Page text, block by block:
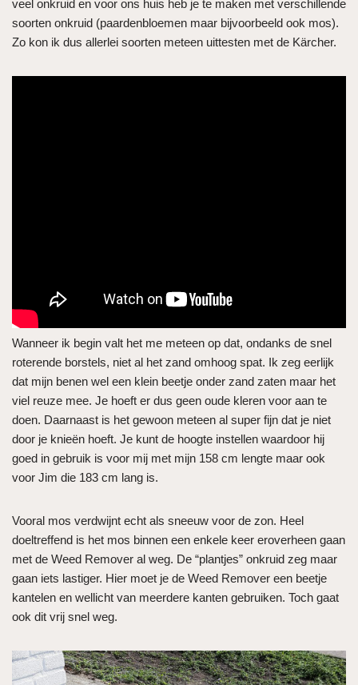
veel onkruid en voor ons huis heb je te maken met verschillende
soorten onkruid (paardenbloemen maar bijvoorbeeld ook mos).
Zo kon ik dus allerlei soorten meteen uittesten met de Kärcher.
Wanneer ik begin valt het me meteen op dat, ondanks de snel
roterende borstels, niet al het zand omhoog spat. Ik zeg eerlijk
dat mijn benen wel een klein beetje onder zand zaten maar het
viel reuze mee. Je hoeft er dus geen oude kleren voor aan te
doen. Daarnaast is het gewoon meteen al super fijn dat je niet
door je knieën hoeft. Je kunt de hoogte instellen waardoor hij
goed in gebruik is voor mij met mijn 158 cm lengte maar ook
voor Jim die 183 cm lang is.
Vooral mos verdwijnt echt als sneeuw voor de zon. Heel
doeltreffend is het mos binnen een enkele keer eroverheen gaan
met de Weed Remover al weg. De “plantjes” onkruid zeg maar
gaan iets lastiger. Hier moet je de Weed Remover een beetje
kantelen en wellicht van meerdere kanten gebruiken. Toch gaat
ook dit vrij snel weg.